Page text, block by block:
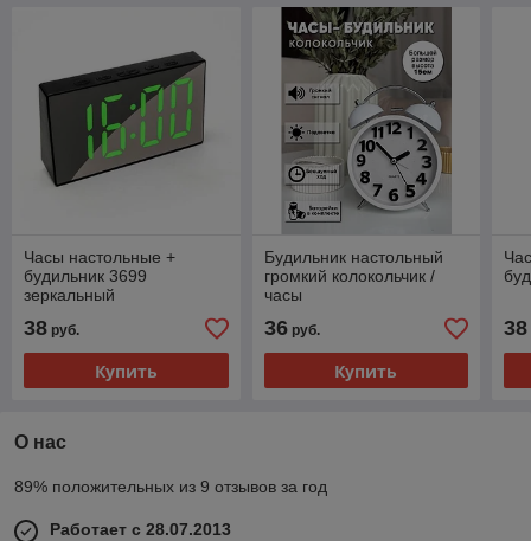
Часы настольные +
будильник 3699
зеркальный
38 руб.
Купить
Будильник настольный
громкий колокольчик /
часы
36руб.
Купить
38
О нас
89% положительных из 9 отзывов за год
Работает с 28.07.2013